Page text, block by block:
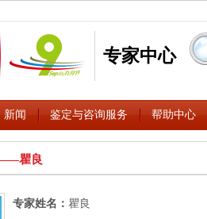
专家中心
新闻 鉴定与咨询服务 帮助中心
瞿良
专家姓名： 瞿良